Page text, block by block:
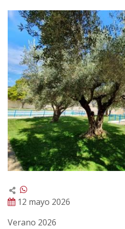
12 mayo 2026
Verano 2026